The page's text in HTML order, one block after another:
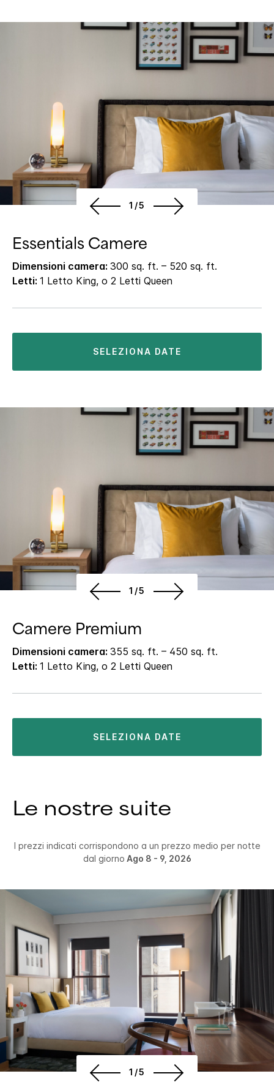
1/5
Essentials Camere
Dimensioni camera: 300 sq. ft. – 520 sq. ft.
Letti: 1 Letto King, o 2 Letti Queen
SELEZIONA DATE
1/5
Camere Premium
Dimensioni camera: 355 sq. ft. – 450 sq. ft.
Letti: 1 Letto King, o 2 Letti Queen
SELEZIONA DATE
Le nostre suite
I prezzi indicati corrispondono a un prezzo medio per notte
dal giorno Ago 8 - 9, 2026
1/5